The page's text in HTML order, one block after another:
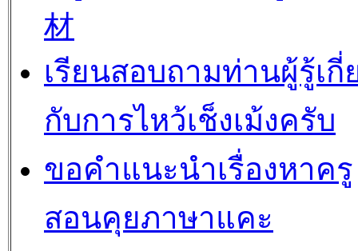
材
เรียนสอบถามท่านผู้รู้เกี่
กับการไหว้เช็งเม้งครับ
ขอคำแนะนำเรื่องหาครู
สอนคุยภาษาแคะ